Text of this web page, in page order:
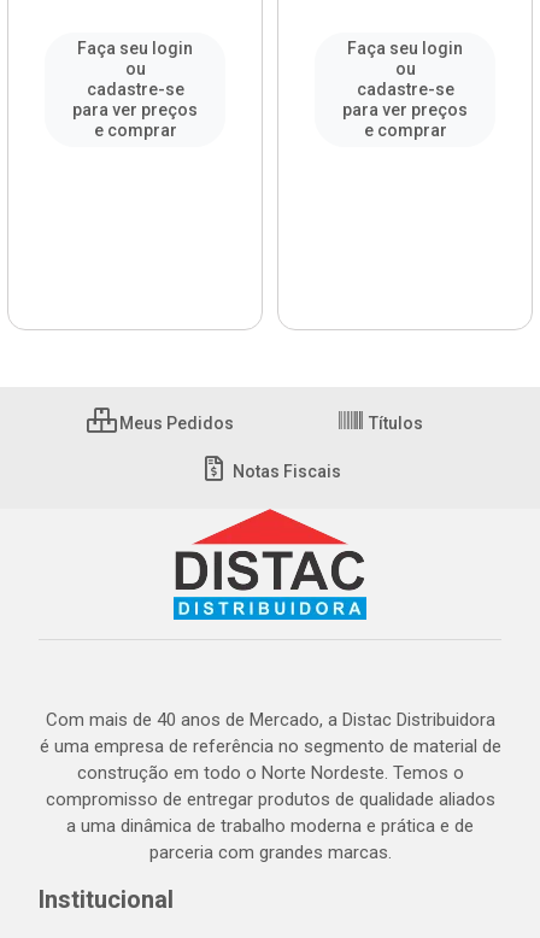
Faça seu login
ou
cadastre-se
para ver preços
e comprar
Faça seu login
ou
cadastre-se
para ver preços
e comprar
Meus Pedidos Títulos
Notas Fiscais
Com mais de 40 anos de Mercado, a Distac Distribuidora
é uma empresa de referência no segmento de material de
construção em todo o Norte Nordeste. Temos o
compromisso de entregar produtos de qualidade aliados
a uma dinâmica de trabalho moderna e prática e de
parceria com grandes marcas.
Institucional